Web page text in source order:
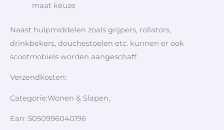
maat keuze
Naast hulpmiddelen zoals grijpers, rollators,
drinkbekers, douchestoelen etc. kunnen er ook
scootmobiels worden aangeschaft.
Verzendkosten:
Categorie:Wonen & Slapen,
Ean: 5050996040196